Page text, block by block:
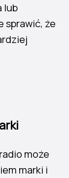
lub
sprawić, że
może
marki i